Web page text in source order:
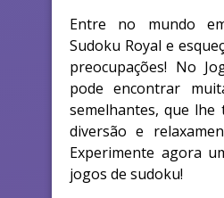
Entre no mundo
Sudoku Royal e
preocupações! No
pode encontrar
semelhantes, que
diversão e
Experimente agora
jogos de sudoku!